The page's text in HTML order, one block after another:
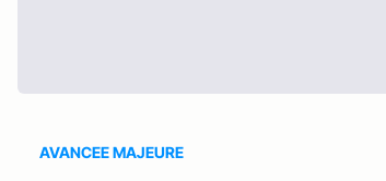
AVANCEE MAJEURE